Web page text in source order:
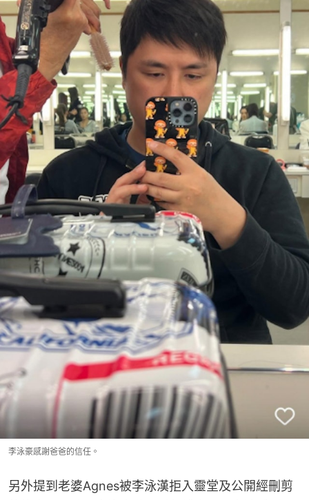
李泳豪感謝爸爸的信任。
另外提到老婆Agnes被李泳漢拒入靈堂及公開經刪剪